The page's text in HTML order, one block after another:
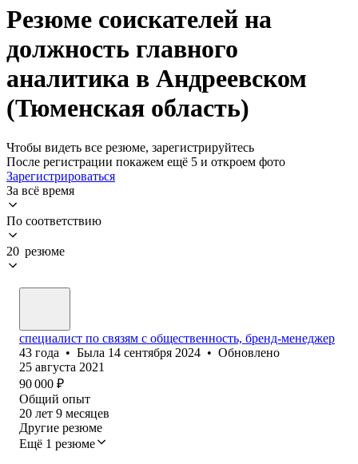
Резюме соискателей на
должность главного
аналитика в Андреевском
(Тюменская область)
Чтобы видеть все резюме, зарегистрируйтесь
После регистрации покажем ещё 5 и откроем фото
Зарегистрироваться
За всё время
По соответствию
20 резюме
специалист по связям с общественность, бренд-менеджер
43 года • Была 14 сентября 2024 • Обновлено
25 августа 2021
90 000 ₽
Общий опыт
20 лет 9 месяцев
Другие резюме
Ещё 1 резюме